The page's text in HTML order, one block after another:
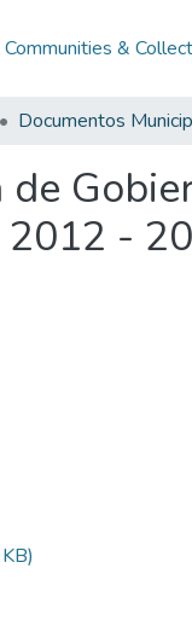
Communities &
Documentos
de
-